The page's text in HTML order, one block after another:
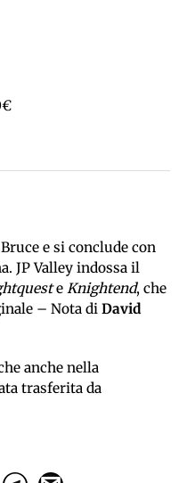
e si conclude con
JP Valley indossa il
e Knightend, che
– Nota di David
anche nella
trasferita da